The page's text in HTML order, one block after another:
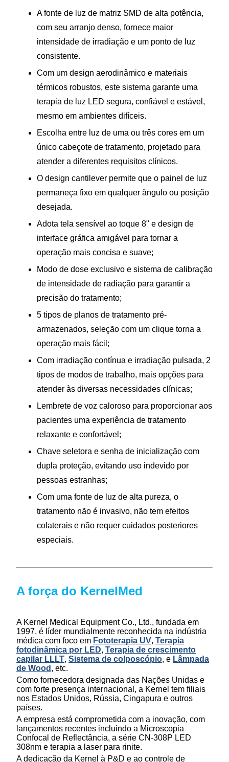
A fonte de luz de matriz SMD de alta potência,
com seu arranjo denso, fornece maior
intensidade de irradiação e um ponto de luz
consistente.
Com um design aerodinâmico e materiais
térmicos robustos, este sistema garante uma
terapia de luz LED segura, confiável e estável,
mesmo em ambientes difíceis.
Escolha entre luz de uma ou três cores em um
único cabeçote de tratamento, projetado para
atender a diferentes requisitos clínicos.
O design cantilever permite que o painel de luz
permaneça fixo em qualquer ângulo ou posição
desejada.
Adota tela sensível ao toque 8" e design de
interface gráfica amigável para tornar a
operação mais concisa e suave;
Modo de dose exclusivo e sistema de calibração
de intensidade de radiação para garantir a
precisão do tratamento;
5 tipos de planos de tratamento pré-
armazenados, seleção com um clique torna a
operação mais fácil;
Com irradiação contínua e irradiação pulsada, 2
tipos de modos de trabalho, mais opções para
atender às diversas necessidades clínicas;
Lembrete de voz caloroso para proporcionar aos
pacientes uma experiência de tratamento
relaxante e confortável;
Chave seletora e senha de inicialização com
dupla proteção, evitando uso indevido por
pessoas estranhas;
Com uma fonte de luz de alta pureza, o
tratamento não é invasivo, não tem efeitos
colaterais e não requer cuidados posteriores
especiais.
A força do KernelMed
A Kernel Medical Equipment Co., Ltd., fundada em
1997, é líder mundialmente reconhecida na indústria
médica com foco em Fototerapia UV, Terapia
fotodinâmica por LED, Terapia de crescimento
capilar LLLT, Sistema de colposcópio, e Lâmpada
de Wood , etc.
Como fornecedora designada das Nações Unidas e
com forte presença internacional, a Kernel tem filiais
nos Estados Unidos, Rússia, Cingapura e outros
países.
A empresa está comprometida com a inovação, com
lançamentos recentes incluindo a Microscopia
Confocal de Reflectância, a série CN-308P LED
308nm e terapia a laser para rinite.
A dedicação da Kernel à P&D e ao controle de